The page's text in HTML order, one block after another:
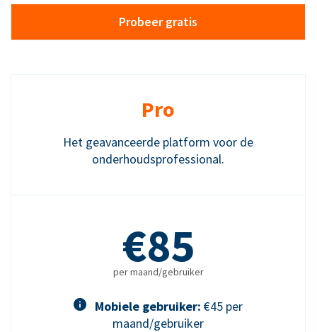
Probeer gratis
Pro
Het geavanceerde platform voor de
onderhoudsprofessional.
€85
per maand/gebruiker
Mobiele gebruiker: €45 per
maand/gebruiker